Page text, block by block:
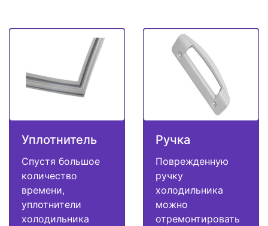
Уплотнитель
Спустя большое
количество
времени,
уплотнители
холодильника
Ручка
Поврежденную
ручку
холодильника
можно
отремонтировать